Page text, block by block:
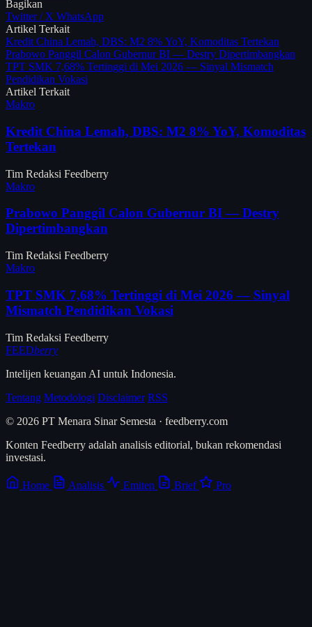
Bagikan
Twitter / X WhatsApp
Artikel Terkait
Kredit China Lemah, DBS: M2 8% YoY, Komoditas Tertekan
Prabowo Panggil Calon Gubernur BI — Destry Dipertimbangkan
TPT SMK 7,68% Tertinggi di Mei 2026 — Sinyal Mismatch
Pendidikan Vokasi
Artikel Terkait
Makro
Kredit China Lemah, DBS: M2 8% YoY, Komoditas
Tertekan
Tim Redaksi Feedberry
Makro
Prabowo Panggil Calon Gubernur BI — Destry
Dipertimbangkan
Tim Redaksi Feedberry
Makro
TPT SMK 7,68% Tertinggi di Mei 2026 — Sinyal
Mismatch Pendidikan Vokasi
Tim Redaksi Feedberry
FEEDberry
Intelijen keuangan AI untuk Indonesia.
Tentang Metodologi Disclaimer RSS
© 2026 PT Menara Sinar Semesta · feedberry.com
Konten Feedberry adalah analisis editorial, bukan rekomendasi
investasi.
Home Analisis Emiten Brief Pro